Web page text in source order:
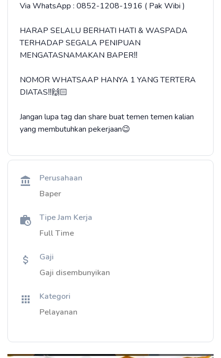
Via WhatsApp : 0852-1208-1916 ( Pak Wibi )
HARAP SELALU BERHATI HATI & WASPADA
TERHADAP SEGALA PENIPUAN
MENGATASNAMAKAN BAPER‼️
NOMOR WHATSAAP HANYA 1 YANG TERTERA
DIATAS‼️🙌🏻
Jangan lupa tag dan share buat temen temen kalian
yang membutuhkan pekerjaan😉
Perusahaan
Baper
Tipe Jam Kerja
Full Time
Gaji
Gaji disembunyikan
Kategori
Pelayanan